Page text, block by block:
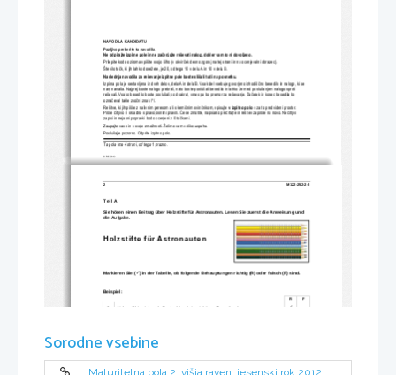
Ta pola ima 4 strani, od tega 1 prazno.
NAVODILA KANDIDATU
Pazljivo preberite ta navodila.
Ne odpirajte izpitne pole in ne začenjajte reševati nalog, dokler vam to ni dovoljeno.
Prilepite kodo oziroma vpišite svojo šifro (v okvirček desno zgoraj na tej strani in na ocenjevalni obrazec).
Število točk, ki jih lahko dosežete, je 20, od tega 10 v delu A in 10 v delu B.
Naslednja navodila za reševanje izpitne pole boste slišali tudi na posnetku.
Izpitna pola je sestavljena iz dveh delov, dela A in dela B. Vsak del vsebuje govorjeno izhodiščno besedilo in nalogo, ki se
nanj nanaša. Najprej boste nalogo prebrali, nato boste poslušali besedilo in lahko že med poslušanjem nalogo sproti
reševali. Vsako besedilo boste poslušali po dvakrat, vmes pa bo premor za reševanje. Začetek in konec besedila bo
označeval takle zvočni znak /*/.
Rešitve, ki jih pišite z nalivnim peresom ali s kemičnim svinčnikom, vpisujte v izpitno polov za to predvideni prostor.
Pišite čitljivo in skladno s pravopisnimi pravili. Če se zmotite, napisano prečrtajte in rešitev zapišite na novo. Nečitljivi
zapisi in nejasni popravki bodo ocenjeni z 0 točkami.
Zaupajte vase in v svoje zmožnosti. Želimo vam veliko uspeha.
Poslušajte pozorno. Odprite izpitno polo.
© RIC 2012
2 M122-252-2-2
Teil A
Sie hören einen Beitrag über Holzstifte für Astronauten. Lesen Sie zuerst die Anweisung und
die Aufgabe.
Holzstifte für Astronauten
Markieren Sie () in der Tabelle, ob folgende Behauptungen richtig (R) oder falsch (F) sind.
Beispiel:
R          F
0. Neben China ist auch Deutschland ein wichtiges Exportland. 
1. Nur eine große Firma hat weltweit die führende Position.
2. Die Firma Faber-Castell produziert Stifte seit 300 Jahren.
Sorodne vsebine
Maturitetna pola 2, višja raven, jesenski rok 2012